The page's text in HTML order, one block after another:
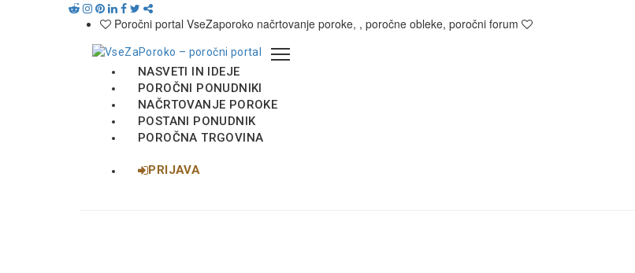
Poročni portal VseZaporoko načrtovanje poroke, , poročne obleke, poročni forum
NASVETI IN IDEJE
POROČNI PONUDNIKI
NAČRTOVANJE POROKE
POSTANI PONUDNIK
POROČNA TRGOVINA
PRIJAVA
Načrtovanje poroke
Poročni ponudniki
Splošni pogoji
Poročna trgovina
Pogoji uporabe portala